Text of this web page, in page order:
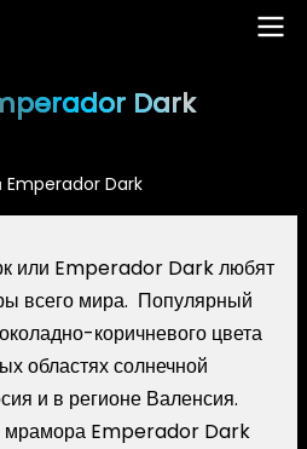
Dark
Emperador Dark
или Emperador Dark любят
всего мира. Популярный
коричневого цвета
областях солнечной
и в регионе Валенсия.
мрамора Emperador Dark